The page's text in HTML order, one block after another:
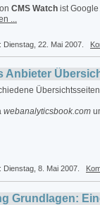
CMS Watch ist
...
Dienstag, 22. Mai 2007.
Anbieter
webanalyticsbook.com
Dienstag, 8. Mai 2007.
Grundlagen: